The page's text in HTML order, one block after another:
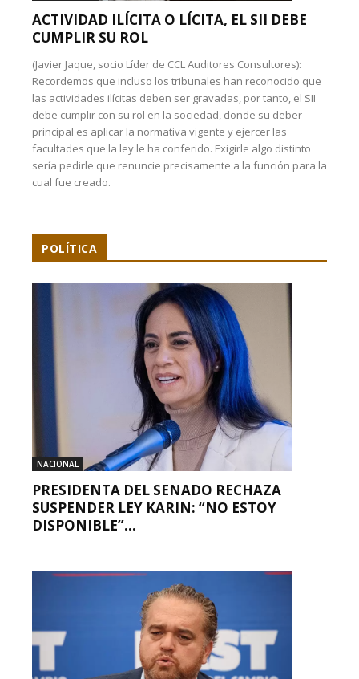
ACTIVIDAD ILÍCITA O LÍCITA, EL SII DEBE
CUMPLIR SU ROL
(Javier Jaque, socio Líder de CCL Auditores Consultores):
Recordemos que incluso los tribunales han reconocido que
las actividades ilícitas deben ser gravadas, por tanto, el SII
debe cumplir con su rol en la sociedad, donde su deber
principal es aplicar la normativa vigente y ejercer las
facultades que la ley le ha conferido. Exigirle algo distinto
sería pedirle que renuncie precisamente a la función para la
cual fue creado.
POLÍTICA
NACIONAL
PRESIDENTA DEL SENADO RECHAZA
SUSPENDER LEY KARIN: “NO ESTOY
DISPONIBLE”...